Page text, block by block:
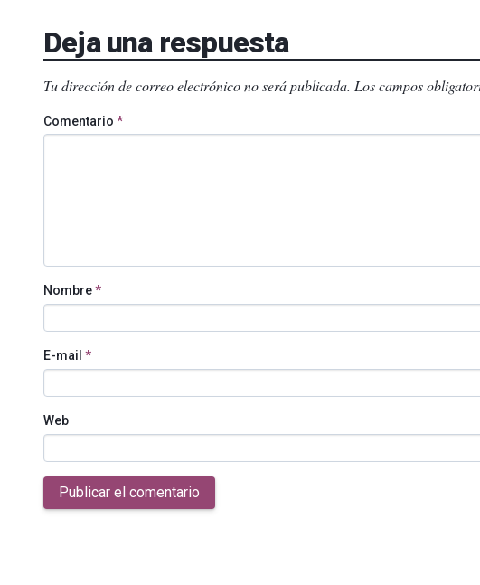
Deja una respuesta
Tu dirección de correo electrónico no será publicada. Los campos
Comentario *
Nombre*
E-mail *
Web
Publicar el comentario